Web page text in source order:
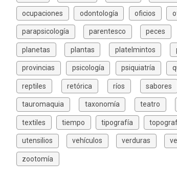
ocupaciones odontología oficios
parapsicología parentesco peces
planetas plantas platelmintos
provincias psicología psiquiatría
reptiles retórica ríos sabores
tauromaquia taxonomía teatro
textiles tiempo tipografía
utensilios vehículos verduras
zootomía